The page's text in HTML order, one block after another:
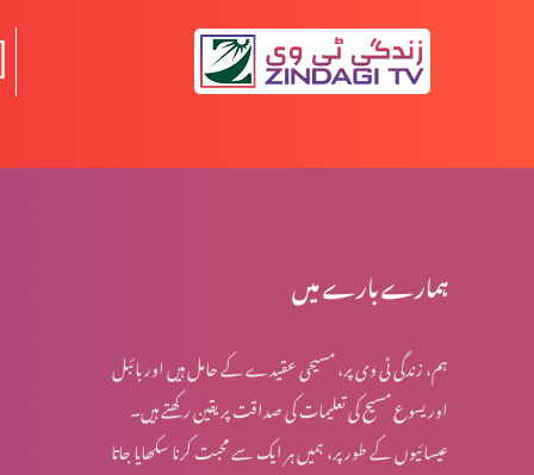
جلے لیکن تلخ نہیں ہوئے (2-2)
جلے لیکن تلخ نہیں ہوئے (1-1)
کسی بھی وقت پارکنگ نہیں ہو سکتی (1-1)
اُس پر دھیان دیں جو بہترین خوشی دے (2-6)
ہمارے بارے میں
ہم، زندگی ٹی وی پر، مسیحی عقیدے کے حامل ہیں اور بائبل
اور یسوع مسیح کی تعلیمات کی صداقت پر یقین رکھتے ہیں۔
عیسائیوں کے طور پر، ہمیں ہر ایک سے محبت کرنا سکھایا جاتا